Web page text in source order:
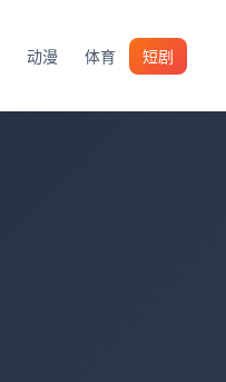
动漫 体育 短剧